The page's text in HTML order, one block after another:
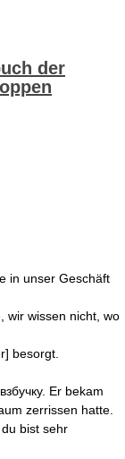
der
in unser Geschäft
wir wissen nicht, wo
besorgt.
Er bekam
zerrissen hatte.
bist sehr